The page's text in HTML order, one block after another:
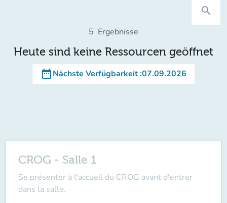
search
5 Ergebnisse
Heute sind keine Ressourcen geöffnet
date_rangeNächste Verfügbarkeit:07.09.2026
CROG - Salle 1
Se présenter à l'accueil du CROG avant d'entrer
dans la salle.